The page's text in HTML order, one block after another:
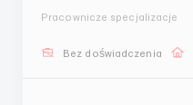
Женщины: 27,70 злотых/час брутто - до 155 часов.
Pracownicze specjalizacje
Bez doświadczenia